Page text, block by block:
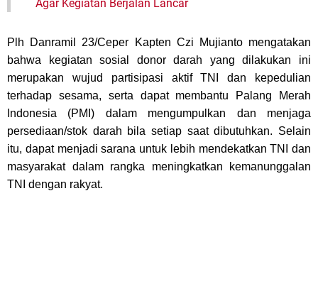
Agar Kegiatan Berjalan Lancar
Plh Danramil 23/Ceper Kapten Czi Mujianto mengatakan
bahwa kegiatan sosial donor darah yang dilakukan ini
merupakan wujud partisipasi aktif TNI dan kepedulian
terhadap sesama, serta dapat membantu Palang Merah
Indonesia (PMI) dalam mengumpulkan dan menjaga
persediaan/stok darah bila setiap saat dibutuhkan. Selain
itu, dapat menjadi sarana untuk lebih mendekatkan TNI dan
masyarakat dalam rangka meningkatkan kemanunggalan
TNI dengan rakyat.